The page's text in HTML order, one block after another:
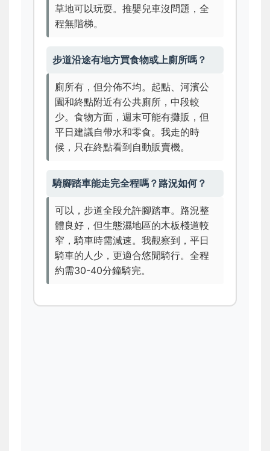
草地可以玩耍。推嬰兒車沒問題，全
程無階梯。
步道沿途有地方買食物或上廁所嗎？
廁所有，但分佈不均。起點、河濱公
園和終點附近有公共廁所，中段較
少。食物方面，週末可能有攤販，但
平日建議自帶水和零食。我走的時
候，只在終點看到自動販賣機。
騎腳踏車能走完全程嗎？路況如何？
可以，步道全段允許腳踏車。路況整
體良好，但生態濕地區的木板棧道較
窄，騎車時需減速。我觀察到，平日
騎車的人少，更適合悠閒騎行。全程
約需30-40分鐘騎完。